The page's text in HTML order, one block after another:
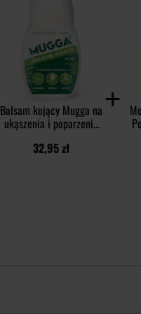
Balsam kojący Mugga na
ukąszenia i poparzenia
32,95 zł